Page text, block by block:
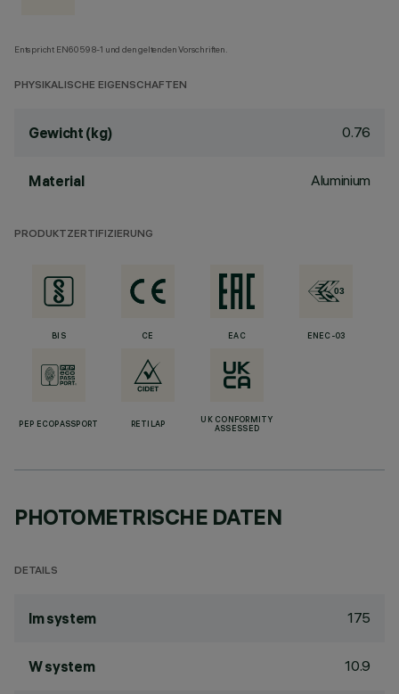
Entspricht EN60598-1 und den geltenden Vorschriften.
PHYSIKALISCHE EIGENSCHAFTEN
Gewicht (kg) 0.76
Material Aluminium
PRODUKTZERTIFIZIERUNG
BIS CE EAC ENEC-03
PEP ECOPASSPORT RETILAP
UK CONFORMITY
ASSESSED
PHOTOMETRISCHE DATEN
DETAILS
lm system 175
W system 10.9